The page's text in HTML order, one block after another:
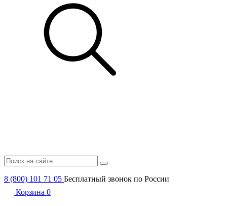
8 (800) 101 71 05 Бесплатный звонок по России
Корзина 0